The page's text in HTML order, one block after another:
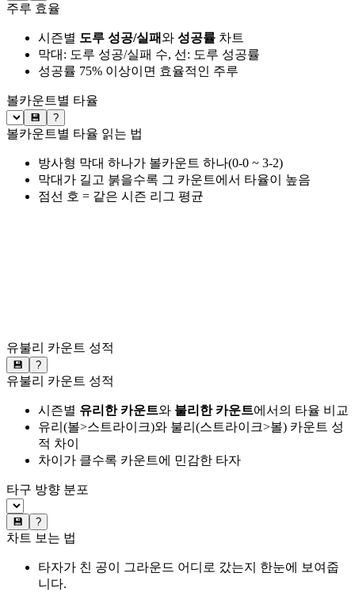
주루 효율
시즌별 도루 성공/실패와 성공률 차트
막대: 도루 성공/실패 수, 선: 도루 성공률
성공률 75% 이상이면 효율적인 주루
볼카운트별 타율
💾 ?
볼카운트별 타율 읽는 법
방사형 막대 하나가 볼카운트 하나(0-0 ~ 3-2)
막대가 길고 붉을수록 그 카운트에서 타율이 높음
점선 호 = 같은 시즌 리그 평균
유불리 카운트 성적
💾 ?
유불리 카운트 성적
시즌별 유리한 카운트와 불리한 카운트에서의 타율 비교
유리(볼>스트라이크)와 불리(스트라이크>볼) 카운트 성
적 차이
차이가 클수록 카운트에 민감한 타자
타구 방향 분포
💾 ?
차트 보는 법
타자가 친 공이 그라운드 어디로 갔는지 한눈에 보여줍
니다.